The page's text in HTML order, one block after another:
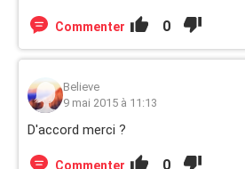
Commenter 0
Believe
9 mai 2015 à 11:13
D'accord merci ?
Commenter 0